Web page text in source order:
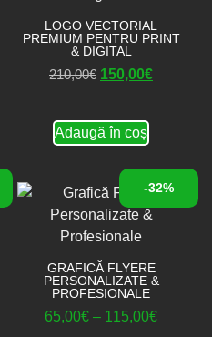
LOGO VECTORIAL
PREMIUM PENTRU PRINT
& DIGITAL
210,00€ 150,00€
Adaugă în coș
-32%
GRAFICĂ FLYERE
PERSONALIZATE &
PROFESIONALE
65,00€ – 115,00€